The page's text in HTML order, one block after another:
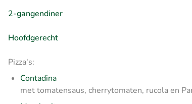
2-gangendiner
Hoofdgerecht
Pizza's:
Contadina
met tomatensaus, cherrytomaten, rucola en